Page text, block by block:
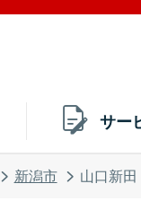
サー
新潟市 山口新田